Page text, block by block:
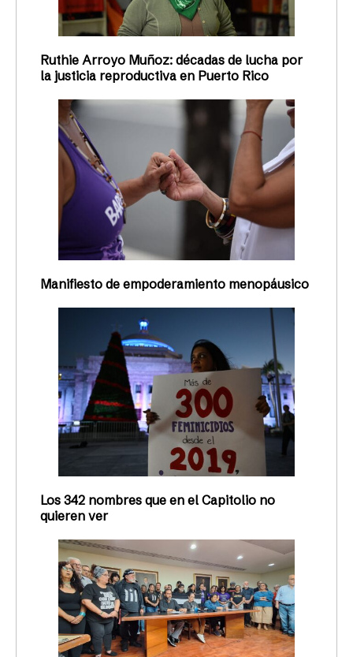
Ruthie Arroyo Muñoz: décadas de lucha por
la justicia reproductiva en Puerto Rico
Manifiesto de empoderamiento menopáusico
Los 342 nombres que en el Capitolio no
quieren ver